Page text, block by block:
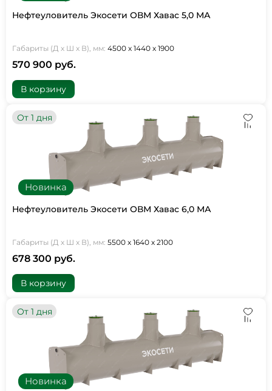
Нефтеуловитель Экосети ОВМ Хавас 5,0 МА
Габариты (Д х Ш х В), мм: 4500 х 1440 х 1900
570 900 руб.
В корзину
Новинка
От 1 дня
Нефтеуловитель Экосети ОВМ Хавас 6,0 МА
Габариты (Д х Ш х В), мм: 5500 х 1640 х 2100
678 300 руб.
В корзину
Новинка
От 1 дня